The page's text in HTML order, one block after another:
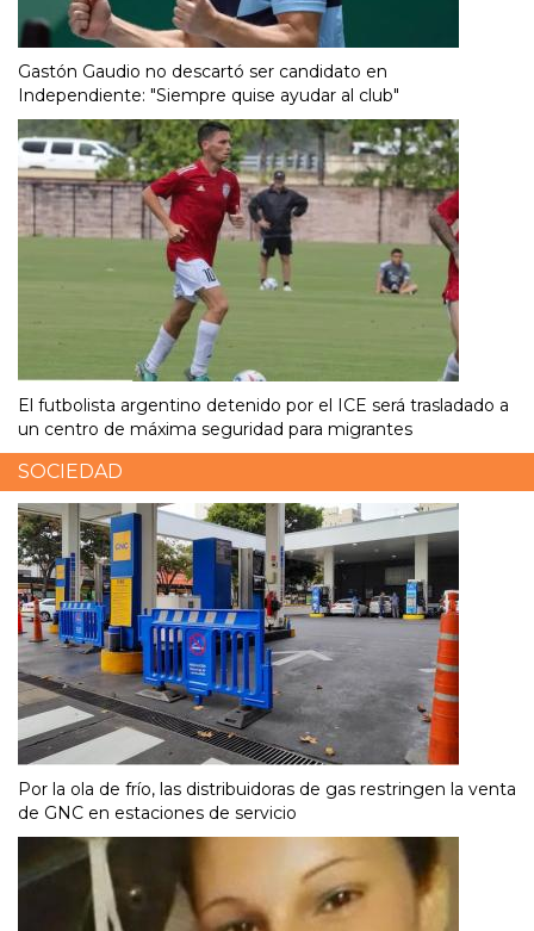
Gastón Gaudio no descartó ser candidato en
Independiente: "Siempre quise ayudar al club"
El futbolista argentino detenido por el ICE será trasladado a
un centro de máxima seguridad para migrantes
SOCIEDAD
Por la ola de frío, las distribuidoras de gas restringen la venta
de GNC en estaciones de servicio